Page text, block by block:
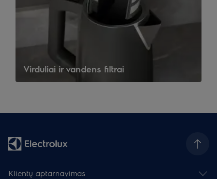
Virduliai ir vandens filtrai
Klientų aptarnavimas